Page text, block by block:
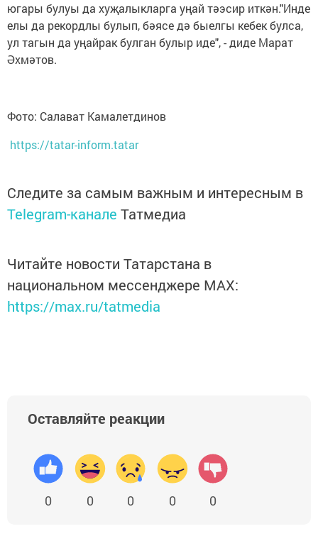
югары булуы да хуҗалыкларга уңай тәэсир иткән."Инде
елы да рекордлы булып, бәясе дә быелгы кебек булса,
ул тагын да уңайрак булган булыр иде", - диде Марат
Әхмәтов.
Фото: Салават Камалетдинов
https://tatar-inform.tatar
Следите за самым важным и интересным в
Telegram-канале Татмедиа
Читайте новости Татарстана в
национальном мессенджере MАХ:
https://max.ru/tatmedia
Оставляйте реакции
0 0 0 0 0